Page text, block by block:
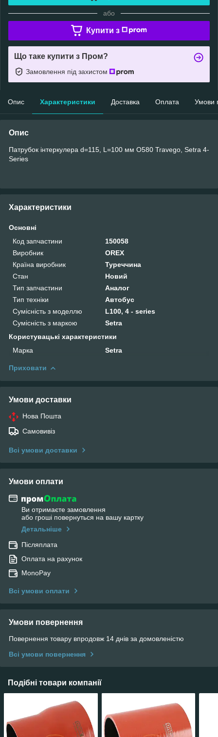
або
Купити з
Що таке купити з Пром?
Замовлення під захистом
Опис Характеристики Доставка Оплата Умови
Опис
Патрубок інтеркулера d=115, L=100 мм O580 Travego, Setra 4-
Series
Характеристики
Основні
Код запчастини
150058
Виробник
OREX
Країна виробник
Туреччина
Стан
Новий
Тип запчастини
Аналог
Тип техніки
Автобус
Сумісність з моделлю
L100, 4 - series
Сумісність з маркою
Setra
Користувацькі характеристики
Марка
Setra
Приховати
Умови доставки
Нова Пошта
Самовивіз
Всі умови доставки
Умови оплати
Ви отримаєте замовлення
або гроші повернуться на вашу картку
Детальніше
Післяплата
Оплата на рахунок
MonoPay
Всі умови оплати
Умови повернення
Повернення товару впродовж 14 днів за домовленістю
Всі умови повернення
Подібні товари компанії